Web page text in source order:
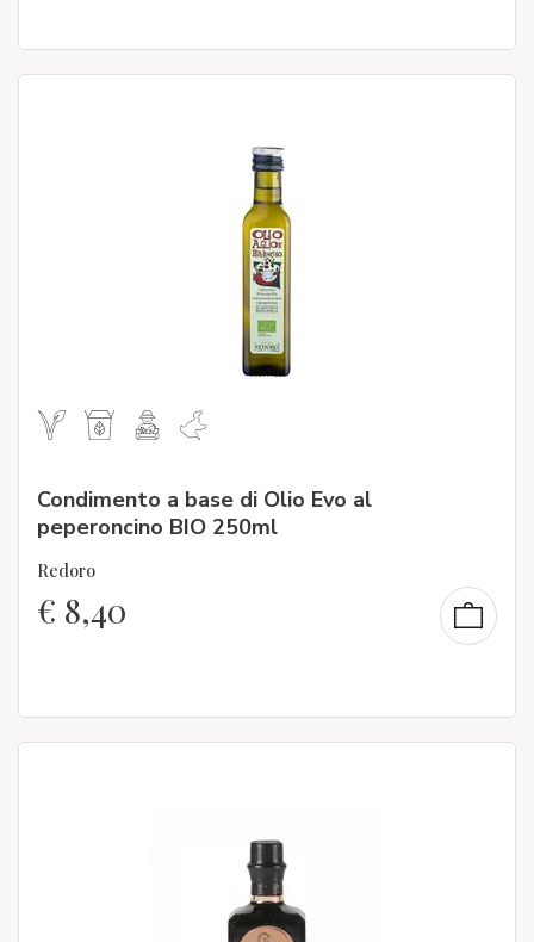
Condimento a base di Olio Evo al
peperoncino BIO 250ml
Redoro
€ 8,40